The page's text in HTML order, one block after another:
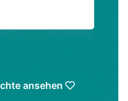
ansehen